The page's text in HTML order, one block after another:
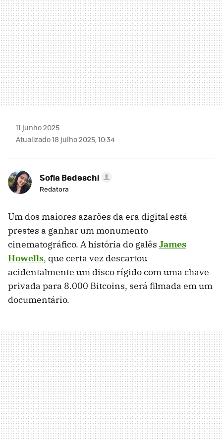
11 junho 2025
Atualizado 18 julho 2025, 10:34
Sofia Bedeschi
Redatora
Um dos maiores azarões da era digital está
prestes a ganhar um monumento
cinematográfico. A história do galês James
Howells, que certa vez descartou
acidentalmente um disco rígido com uma chave
privada para 8.000 Bitcoins, será filmada em um
documentário.